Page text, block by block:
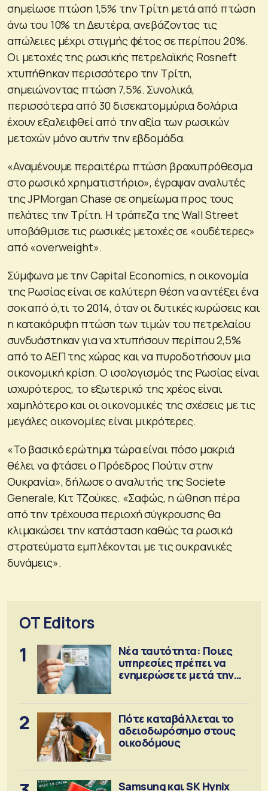
σημείωσε πτώση 1,5% την Τρίτη μετά από πτώση
άνω του 10% τη Δευτέρα, ανεβάζοντας τις
απώλειες μέχρι στιγμής φέτος σε περίπου 20%.
Οι μετοχές της ρωσικής πετρελαϊκής Rosneft
χτυπήθηκαν περισσότερο την Τρίτη,
σημειώνοντας πτώση 7,5%. Συνολικά,
περισσότερα από 30 δισεκατομμύρια δολάρια
έχουν εξαλειφθεί από την αξία των ρωσικών
μετοχών μόνο αυτήν την εβδομάδα.
«Αναμένουμε περαιτέρω πτώση βραχυπρόθεσμα
στο ρωσικό χρηματιστήριο», έγραψαν αναλυτές
της JPMorgan Chase σε σημείωμα προς τους
πελάτες την Τρίτη. Η τράπεζα της Wall Street
υποβάθμισε τις ρωσικές μετοχές σε «ουδέτερες»
από «overweight».
Σύμφωνα με την Capital Economics, η οικονομία
της Ρωσίας είναι σε καλύτερη θέση να αντέξει ένα
σοκ από ό,τι το 2014, όταν οι δυτικές κυρώσεις και
η κατακόρυφη πτώση των τιμών του πετρελαίου
συνδυάστηκαν για να χτυπήσουν περίπου 2,5%
από το ΑΕΠ της χώρας και να πυροδοτήσουν μια
οικονομική κρίση. Ο ισολογισμός της Ρωσίας είναι
ισχυρότερος, το εξωτερικό της χρέος είναι
χαμηλότερο και οι οικονομικές της σχέσεις με τις
μεγάλες οικονομίες είναι μικρότερες.
«Το βασικό ερώτημα τώρα είναι πόσο μακριά
θέλει να φτάσει ο Πρόεδρος Πούτιν στην
Ουκρανία», δήλωσε ο αναλυτής της Societe
Generale, Κιτ Τζούκες. «Σαφώς, η ώθηση πέρα ​​
από την τρέχουσα περιοχή σύγκρουσης θα
κλιμακώσει την κατάσταση καθώς τα ρωσικά
στρατεύματα εμπλέκονται με τις ουκρανικές
δυνάμεις».
OT Editors
1
Νέα ταυτότητα: Ποιες
υπηρεσίες πρέπει να
ενημερώσετε μετά την
2
Πότε καταβάλλεται το
αδειοδωρόσημο στους
οικοδόμους
Samsung και SK Hynix